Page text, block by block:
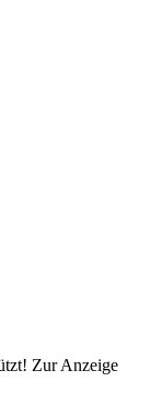
Zur Anzeige